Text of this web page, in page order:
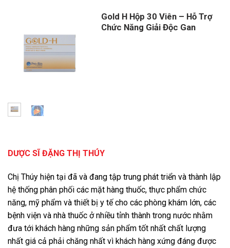
Gold H Hộp 30 Viên – Hỗ Trợ
Chức Năng Giải Độc Gan
DƯỢC SĨ ĐẶNG THỊ THÚY
Chị Thúy hiện tại đã và đang tập trung phát triển và thành lập
hệ thống phân phối các mặt hàng thuốc, thực phẩm chức
năng, mỹ phẩm và thiết bị y tế cho các phòng khám lớn, các
bệnh viện và nhà thuốc ở nhiều tỉnh thành trong nước nhằm
đưa tới khách hàng những sản phẩm tốt nhất chất lượng
nhất giá cả phải chăng nhất vì khách hàng xứng đáng được